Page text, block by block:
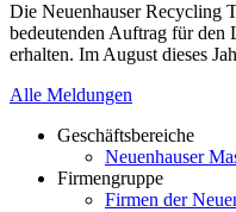
Die Neuenhauser Recycling
bedeutenden Auftrag für den
erhalten. Im August dieses
Alle Meldungen
Geschäftsbereiche
Neuenhauser
Firmengruppe
Firmen der